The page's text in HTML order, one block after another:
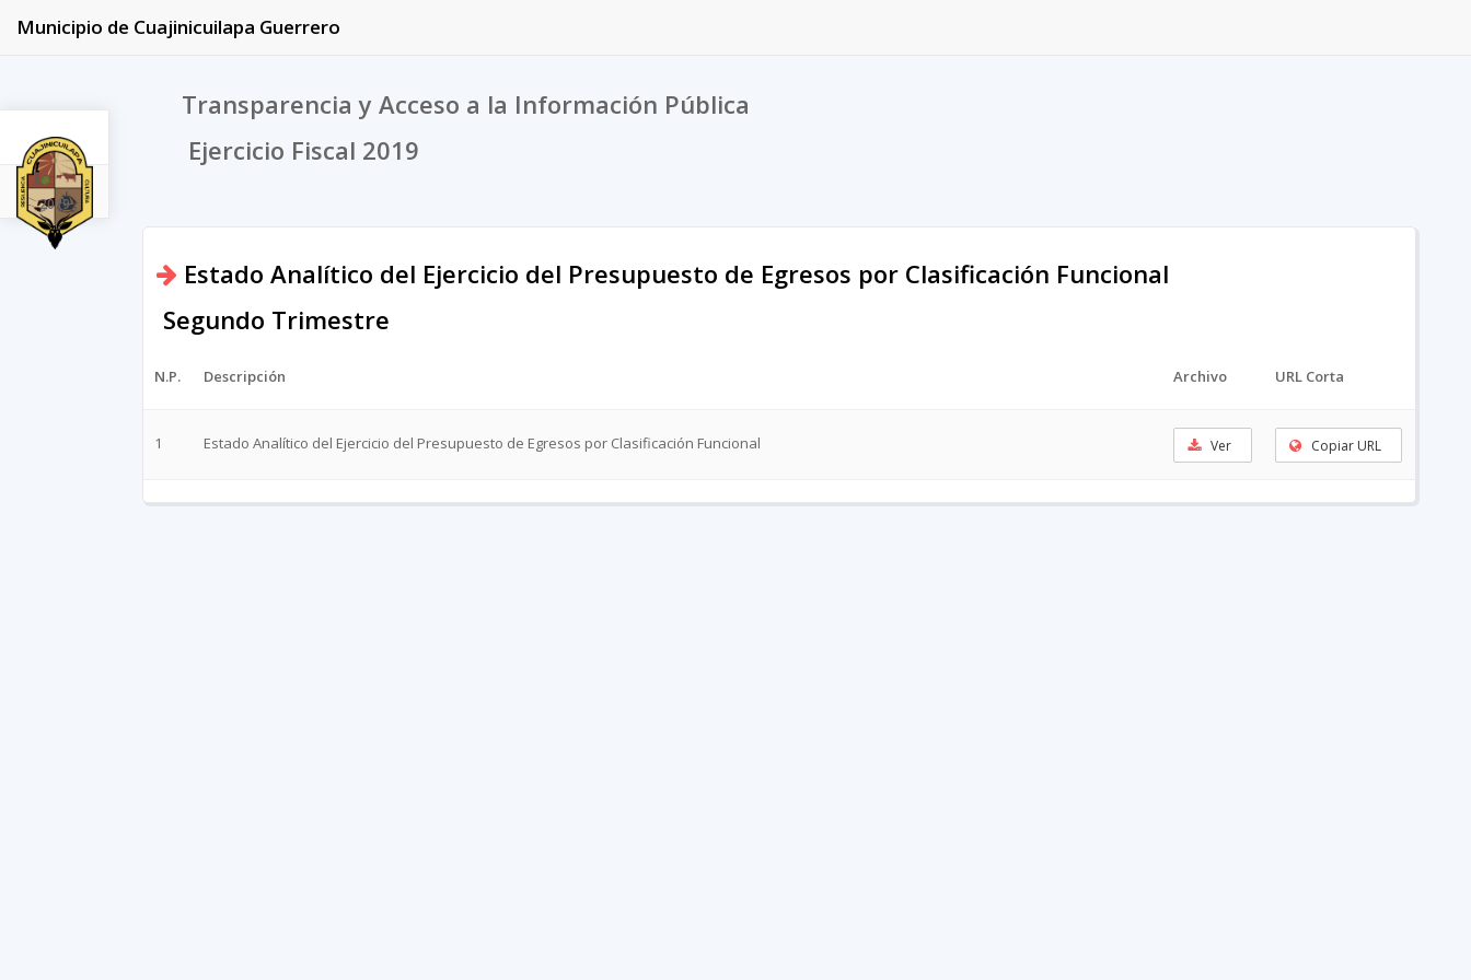
2019
Municipio de Cuajinicuilapa Guerrero
Transparencia y Acceso a la Información Pública
Ejercicio Fiscal 2019
Estado Analítico del Ejercicio del Presupuesto de Egresos por Clasificación Funcional
Segundo Trimestre
N.P. Descripción Archivo URL Corta
1 Estado Analítico del Ejercicio del Presupuesto de Egresos por Clasificación Funcional Ver Copiar URL